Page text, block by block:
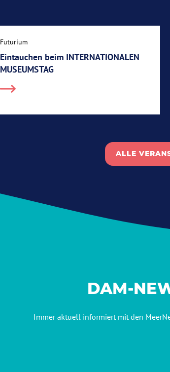
Futurium
Eintauchen beim INTERNATIONALEN
MUSEUMSTAG
ALLE
DAM-
Immer aktuell informiert mit den